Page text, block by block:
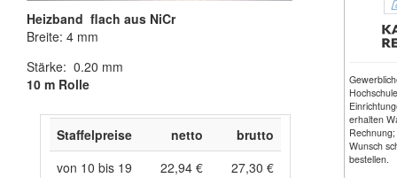
Heizband flach aus NiCr
Breite: 4 mm
Stärke: 0.20 mm
10 m Rolle
Staffelpreise netto
brutto
von 10 bis 19
22,94 €
27,30 €
erhalten
Wunsch
bestellen.